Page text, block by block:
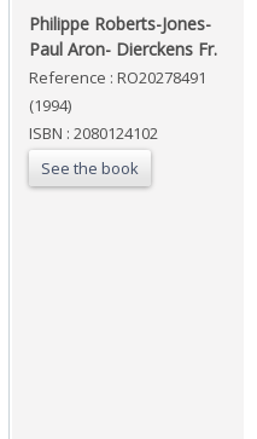
‎Philippe Roberts-Jones-
Paul Aron- Dierckens Fr.‎
Reference : RO20278491
(1994)
ISBN : 2080124102
See the book